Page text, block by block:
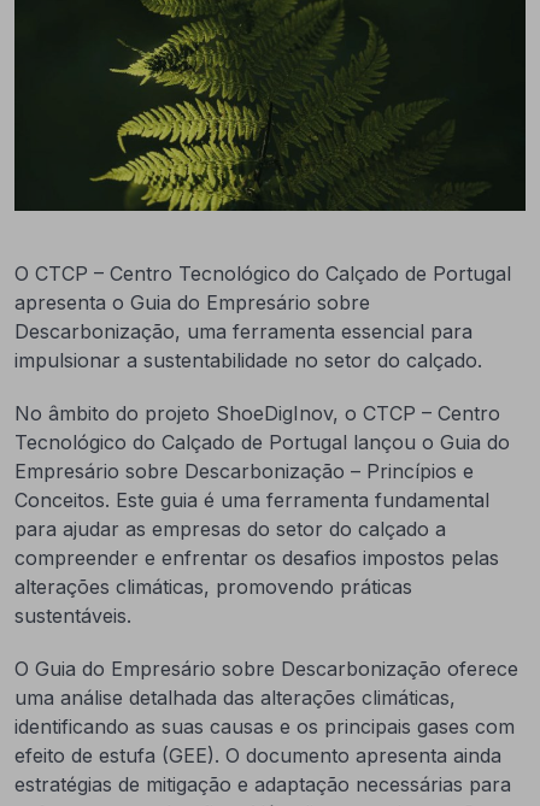
O CTCP – Centro Tecnológico do Calçado de Portugal
apresenta o Guia do Empresário sobre
Descarbonização, uma ferramenta essencial para
impulsionar a sustentabilidade no setor do calçado.
No âmbito do projeto ShoeDigInov, o CTCP – Centro
Tecnológico do Calçado de Portugal lançou o Guia do
Empresário sobre Descarbonização – Princípios e
Conceitos. Este guia é uma ferramenta fundamental
para ajudar as empresas do setor do calçado a
compreender e enfrentar os desafios impostos pelas
alterações climáticas, promovendo práticas
sustentáveis.
O Guia do Empresário sobre Descarbonização oferece
uma análise detalhada das alterações climáticas,
identificando as suas causas e os principais gases com
efeito de estufa (GEE). O documento apresenta ainda
estratégias de mitigação e adaptação necessárias para